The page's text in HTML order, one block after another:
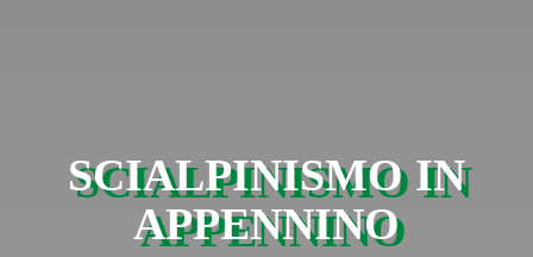
SCIALPINISMO IN
APPENNINO